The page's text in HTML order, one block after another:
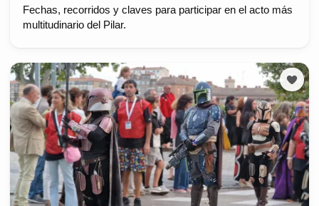
Fechas, recorridos y claves para participar en el acto más
multitudinario del Pilar.